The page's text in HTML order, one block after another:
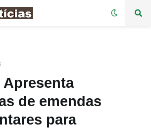
Apresenta
de emendas
para